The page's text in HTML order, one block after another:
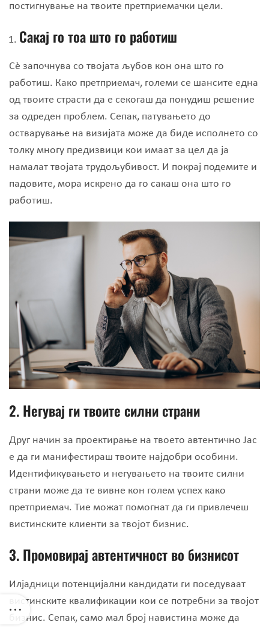
постигнување на твоите претприемачки цели.
Сакај го тоа што го работиш
Сè започнува со твојата љубов кон она што го
работиш. Како претприемач, големи се шансите една
од твоите страсти да е секогаш да понудиш решение
за одреден проблем. Сепак, патувањето до
остварување на визијата може да биде исполнето со
толку многу предизвици кои имаат за цел да ја
намалат твојата трудољубивост. И покрај подемите и
падовите, мора искрено да го сакаш она што го
работиш.
2. Негувај ги твоите силни страни
Друг начин за проектирање на твоето автентично Јас
е да ги манифестираш твоите најдобри особини.
Идентификувањето и негувањето на твоите силни
страни може да те вивне кон голем успех како
претприемач. Тие можат помогнат да ги привлечеш
вистинските клиенти за твојот бизнис.
3. Промовирај автентичност во бизнисот
Илјадници потенцијални кандидати ги поседуваат
вистинските квалификации кои се потребни за твојот
бизнис. Сепак, само мал број навистина може да